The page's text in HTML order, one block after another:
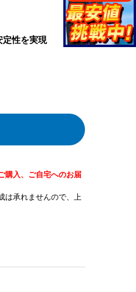
定性を実現
購入、ご自宅へのお届
は承れませんので、上